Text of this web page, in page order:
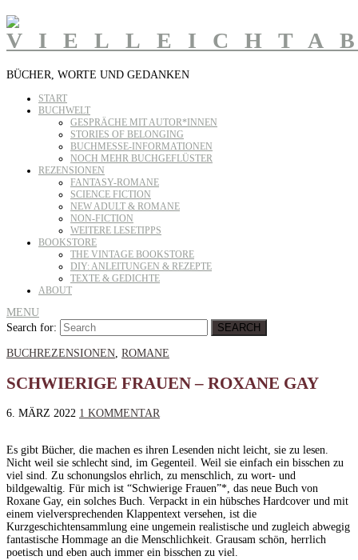
BÜCHER, WORTE UND GEDANKEN
START
BUCHWELT
GESPRÄCHE MIT AUTOR*INNEN
STORIES OF BELONGING
BUCHMESSE-INFORMATIONEN
NOCH MEHR BUCHGEFLÜSTER
REZENSIONEN
FANTASY-ROMANE
SCIENCE FICTION
NEW ADULT & ROMANE
NON-FICTION
WEITERE LESETIPPS
BOOKSTORE
THE VINTAGE BOOKSTORE
DIY: ANLEITUNGEN & REZEPTE
TEXTE & GEDICHTE
ABOUT
MENU
Search for:
SEARCH
BUCHREZENSIONEN ROMANE
SCHWIERIGE FRAUEN – ROXANE GAY
6. MÄRZ 2022 1 KOMMENTAR
Es gibt Bücher, die machen es ihren Lesenden nicht leicht, sie zu lesen.
Nicht weil sie schlecht sind, im Gegenteil. Weil sie einfach ein bisschen zu
viel sind. Zu schonungslos ehrlich, zu menschlich, zu wort- und
bildgewaltig. Für mich ist “Schwierige Frauen”*, das neue Buch von
Roxane Gay, ein solches Buch. Verpackt in ein hübsches Hardcover und mit
einem vielversprechenden Klappentext versehen, ist die
Kurzgeschichtensammlung eine ungemein realistische und zugleich abwegig
fantastische Hommage an die Menschlichkeit. Grausam schön, herrlich
poetisch und eben auch immer ein bisschen zu viel.